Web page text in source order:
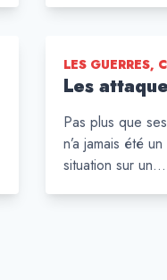
LES GUERRES,
Les
Pas plus que
n’a jamais été
situation sur un…